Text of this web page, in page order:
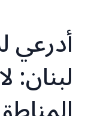
لبنان: